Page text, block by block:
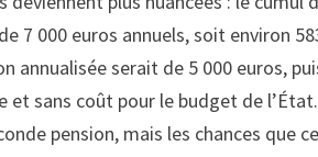
7 000 euros annuels, soit environ
annualisée serait de 5 000 euros,
sans coût pour le budget de
pension, mais les chances